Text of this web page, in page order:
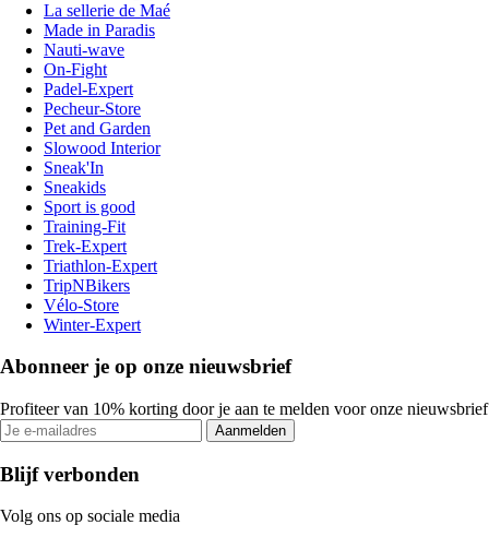
La sellerie de Maé
Made in Paradis
Nauti-wave
On-Fight
Padel-Expert
Pecheur-Store
Pet and Garden
Slowood Interior
Sneak'In
Sneakids
Sport is good
Training-Fit
Trek-Expert
Triathlon-Expert
TripNBikers
Vélo-Store
Winter-Expert
Abonneer je op onze nieuwsbrief
Profiteer van 10% korting door je aan te melden voor onze nieuwsbrief
Aanmelden
Blijf verbonden
Volg ons op sociale media